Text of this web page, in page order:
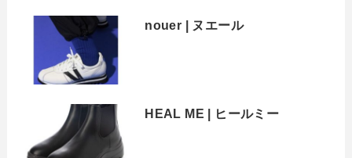
nouer | ヌエール
HEAL ME | ヒールミー